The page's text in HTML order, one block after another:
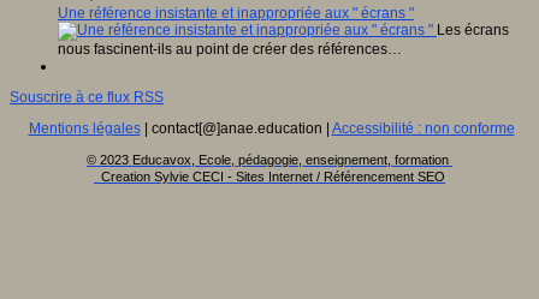
Une référence insistante et inappropriée aux " écrans "
Les écrans
nous fascinent-ils au point de créer des références…
Souscrire à ce flux RSS
Mentions légales| contact[@]anae.education | Accessibilité : non conforme
© 2023 Educavox, Ecole, pédagogie, enseignement, formation
Creation Sylvie CECI - Sites Internet / Référencement SEO